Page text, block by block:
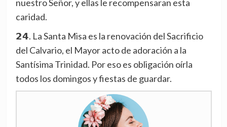
nuestro Señor, y ellas le recompensaran esta
caridad.
𝟮𝟰. La Santa Misa es la renovación del Sacrificio
del Calvario, el Mayor acto de adoración a la
Santísima Trinidad. Por eso es obligación oírla
todos los domingos y fiestas de guardar.